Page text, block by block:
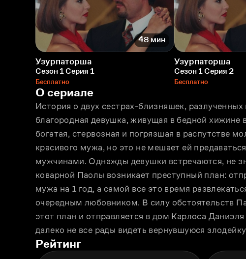
48 мин
Узурпаторша
Сезон 1 Серия 1
Бесплатно
Узурпаторша
Сезон 1 Серия 2
Бесплатно
О сериале
История о двух сестрах-близняшек,
благородная девушка, живущая в бедной
богатая, стервозная и погрязшая в распутстве
красивого мужа, но это не мешает ей
мужчинами. Однажды девушки встречаются, не
коварной Паолы возникает преступный план:
мужа на 1 год, а самой все это время
очередным любовником. В силу обстоятельств
этот план и отправляется в дом Карлоса
далеко не все рады видеть вернувшуюся
Рейтинг